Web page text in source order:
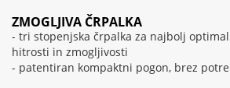
ZMOGLJIVA ČRPALKA
- tri stopenjska črpalka za najbolj
hitrosti in zmogljivosti
- patentiran kompaktni pogon, brez